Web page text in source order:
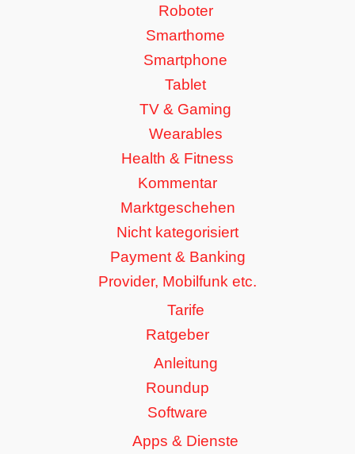
Roboter
Smarthome
Smartphone
Tablet
TV & Gaming
Wearables
Health & Fitness
Kommentar
Marktgeschehen
Nicht kategorisiert
Payment & Banking
Provider, Mobilfunk etc.
Tarife
Ratgeber
Anleitung
Roundup
Software
Apps & Dienste